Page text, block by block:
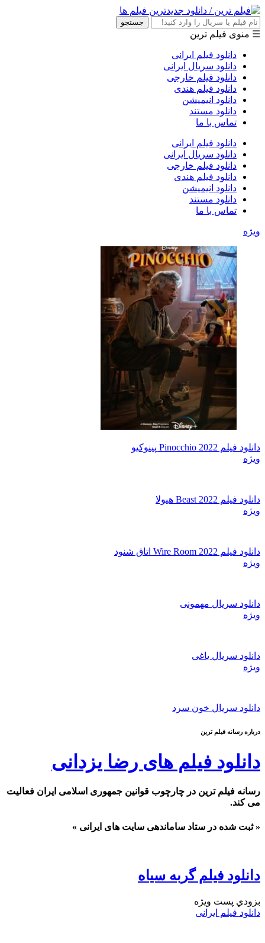
جستجو
☰ منوی فیلم ترین
دانلود فیلم ایرانی
دانلود سریال ایرانی
دانلود فیلم خارجی
دانلود فیلم هندی
دانلود انیمیشن
دانلود مستند
تماس با ما
دانلود فیلم ایرانی
دانلود سریال ایرانی
دانلود فیلم خارجی
دانلود فیلم هندی
دانلود انیمیشن
دانلود مستند
تماس با ما
ویژه
دانلود فیلم Pinocchio 2022 پینوکیو
ویژه
دانلود فیلم Beast 2022 هیولا
ویژه
دانلود فیلم Wire Room 2022 اتاق شنود
ویژه
دانلود سریال مهمونی
ویژه
دانلود سریال یاغی
ویژه
دانلود سریال خون سرد
درباره رسانه فیلم ترین
دانلود فیلم های رضا یزدانی
رسانه فیلم ترین در چارچوب قوانین جمهوری اسلامی ایران فعالیت
می کند.
« ثبت شده در ستاد ساماندهی سایت های ایرانی »
دانلود فیلم گربه سیاه
بزودي پست ويژه
دانلود فیلم ایرانی